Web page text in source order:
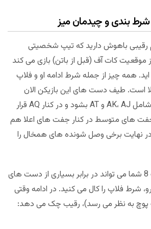
شرط بندی و چیدمان میز
رقیبی باهوش دارید که تیپ شخصیتی
کات آف (قبل از باتن) بازی می کند
همه چیز از جمله شرط ادامه او و فلاپ
است. طیف دست های این بازیکن الان
گسترده تر می شود تا شامل AK، AJ و AT بشود و در کنار AQ قرار
های متوسط در کنار جفت های اعلا هم
نهایت برخی وصل شونده های همخال را
با چنین بازیکنی، جفت 8 شما می تواند در برابر بسیاری از دست های
رو، شرط فلاپ را کال می کنید. در ادامه وقتی
پوچ به نظر می رسد)، رقیب چک می دهد: